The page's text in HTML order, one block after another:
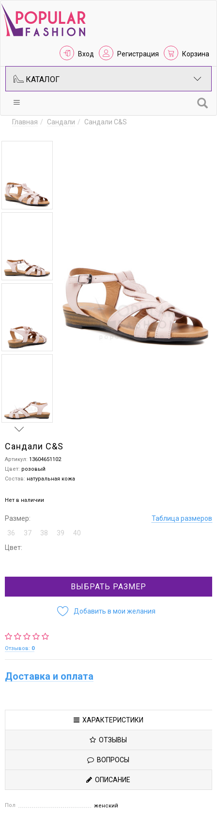
Вход Регистрация Корзина
КАТАЛОГ
Главная Сандали Сандали C&S
Сандали C&S
Артикул: 13604651102
Цвет: розовый
Состав: натуральная кожа
Нет в наличии
Размер:
Таблица размеров
36
37 38 39
40
Цвет:
ВЫБРАТЬ РАЗМЕР
Добавить в мои желания
Отзывов: 0
Доставка и оплата
ХАРАКТЕРИСТИКИ
ОТЗЫВЫ
ВОПРОСЫ
ОПИСАНИЕ
Пол женский